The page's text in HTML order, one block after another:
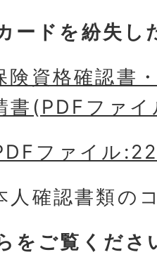
ードを紛失し
険資格確認書
書(PDFファ
ファイル
人確認書類の
をご覧くださ